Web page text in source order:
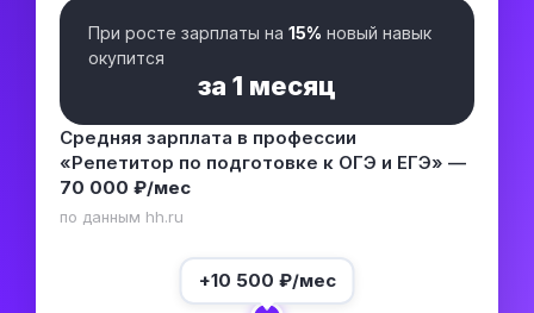
При росте зарплаты на 15% новый навык
окупится
за 1 месяц
Средняя зарплата в профессии
«Репетитор по подготовке к ОГЭ и ЕГЭ» —
70 000 ₽/мес
по данным hh.ru
+10 500 ₽/мес